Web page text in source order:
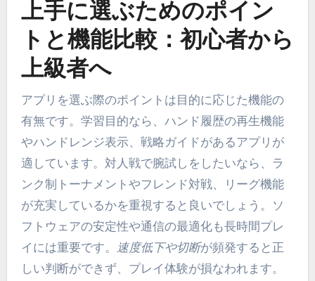
上手に選ぶためのポイン
トと機能比較：初心者から
上級者へ
アプリを選ぶ際のポイントは目的に応じた機能の
有無です。学習目的なら、ハンド履歴の再生機能
やハンドレンジ表示、戦略ガイドがあるアプリが
適しています。対人戦で腕試しをしたいなら、ラ
ンク制トーナメントやフレンド対戦、リーグ機能
が充実しているかを重視すると良いでしょう。ソ
フトウェアの安定性や通信の最適化も長時間プレ
イには重要です。 速度低下や切断が頻発すると正
しい判断ができず、プレイ体験が損なわれます。